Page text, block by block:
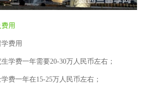
用
费用
费一年需要20-30万人民币左右；
一年在15-25万人民币左右；